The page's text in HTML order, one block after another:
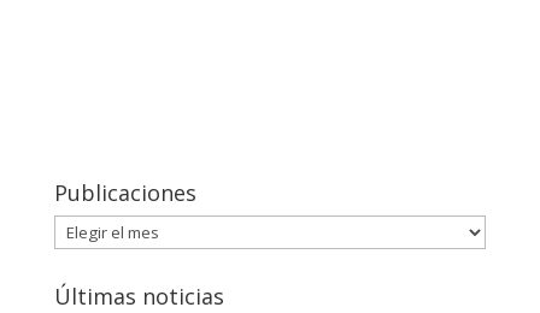
Publicaciones
Publicaciones
Últimas noticias